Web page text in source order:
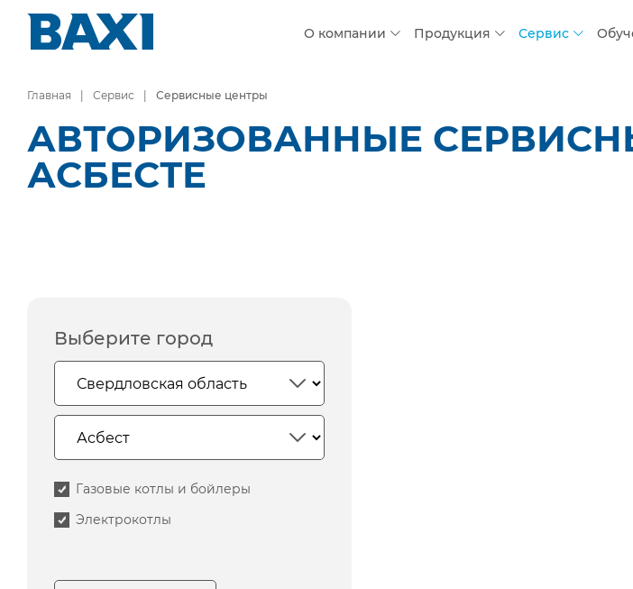
О компании Продукция Сервис
Главная Сервис Сервисные центры
АВТОРИЗОВАННЫЕ
АСБЕСТЕ
Выберите город
Газовые котлы и бойлеры
Электрокотлы